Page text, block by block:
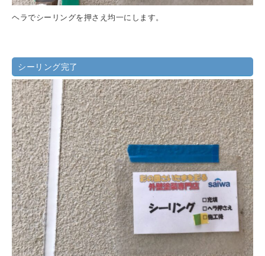
ヘラでシーリングを押さえ均一にします。
シーリング完了